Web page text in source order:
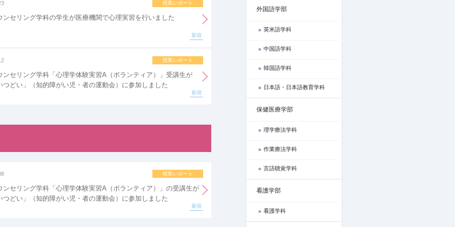
授業レポート
ンセリング学科の学生が医療機関で心理実習を行いました
新宿
授業レポート
ンセリング学科「心理学体験実習A（ボランティア）」受講生が
つどい」（知的障がい児・者の運動会）に参加しました
新宿
授業レポート
ンセリング学科「心理学体験実習A（ボランティア）」の受講生が
つどい」（知的障がい児・者の運動会）に参加しました
新宿
外国語学部
英米語学科
中国語学科
韓国語学科
日本語・日本語教育学科
保健医療学部
理学療法学科
作業療法学科
言語聴覚学科
看護学部
看護学科